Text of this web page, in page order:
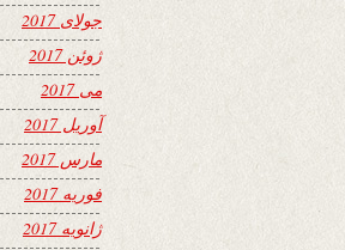
جولای 2017
ژوئن 2017
می 2017
آوریل 2017
مارس 2017
فوریه 2017
ژانویه 2017